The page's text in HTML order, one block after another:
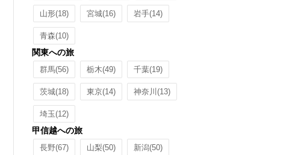
山形(18) 宮城(16) 岩手(14)
青森(10)
関東への旅
群馬(56) 栃木(49) 千葉(19)
茨城(18) 東京(14) 神奈川 (13)
埼玉(12)
甲信越への旅
長野(67) 山梨(50) 新潟(50)